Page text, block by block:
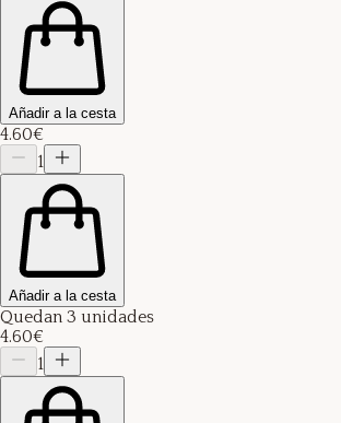
Añadir a la cesta
4.60€
1
Añadir a la cesta
Quedan 3 unidades
4.60€
1